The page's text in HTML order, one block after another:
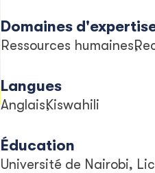
Domaines
Ressources humaines
Langues
AnglaisKiswahili
Éducation
Université de Nairobi,